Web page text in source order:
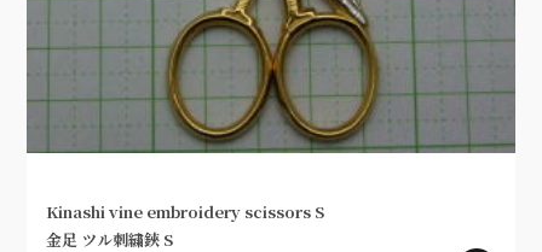
Kinashi vine embroidery scissors S
金足 ツル刺繍鋏 S